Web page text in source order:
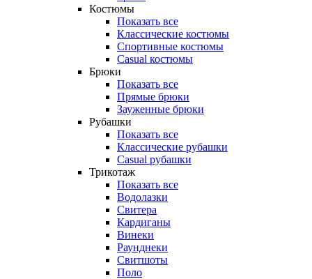
Костюмы
Показать все
Классические костюмы
Спортивные костюмы
Casual костюмы
Брюки
Показать все
Прямые брюки
Зауженные брюки
Рубашки
Показать все
Классические рубашки
Casual рубашки
Трикотаж
Показать все
Водолазки
Свитера
Кардиганы
Винеки
Раунднеки
Свитшоты
Поло